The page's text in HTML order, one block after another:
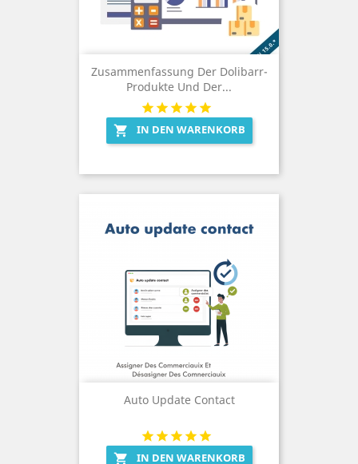
Zusammenfassung Der Dolibarr-
Produkte Und Der...
 IN DEN WARENKORB
Auto Update Contact
 IN DEN WARENKORB